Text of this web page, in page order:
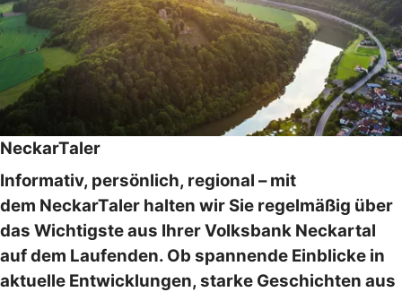
NeckarTaler
Informativ, persönlich, regional – mit
dem NeckarTaler halten wir Sie regelmäßig über
das Wichtigste aus Ihrer Volksbank Neckartal
auf dem Laufenden. Ob spannende Einblicke in
aktuelle Entwicklungen, starke Geschichten aus